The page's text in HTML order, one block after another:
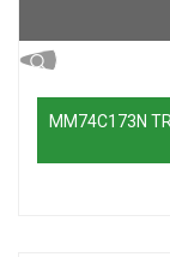
MM74C173N